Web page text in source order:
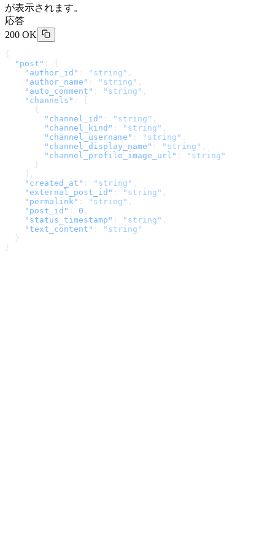
が表示されます。
応答
200 OK
{
  "post"
: {
    "author_id"
: "string" ,
    "author_name"
: "string" ,
    "auto_comment"
: "string" ,
    "channels"
: [
      {
        "channel_id"
: "string" ,
        "channel_kind"
: "string" ,
        "channel_username"
: "string" ,
        "channel_display_name"
: "string" ,
        "channel_profile_image_url"
:
"string"
      }
    ],
    "created_at"
: "string" ,
    "external_post_id"
: "string" ,
    "permalink"
: "string" ,
    "post_id"
: 0 ,
    "status_timestamp"
: "string" ,
    "text_content"
:
"string"
  }
}